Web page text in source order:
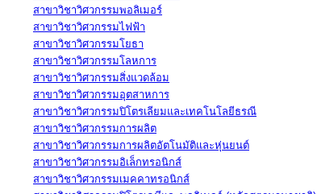
สาขาวิชาวิศวกรรมพอลิเมอร์
สาขาวิชาวิศวกรรมไฟฟ้า
สาขาวิชาวิศวกรรมโยธา
สาขาวิชาวิศวกรรมโลหการ
สาขาวิชาวิศวกรรมสิ่งแวดล้อม
สาขาวิชาวิศวกรรมอุตสาหการ
สาขาวิชาวิศวกรรมปิโตรเลียมและเทคโนโลยีธรณี
สาขาวิชาวิศวกรรมการผลิต
สาขาวิชาวิศวกรรมการผลิตอัตโนมัติและหุ่นยนต์
สาขาวิชาวิศวกรรมอิเล็กทรอนิกส์
สาขาวิชาวิศวกรรมเมคคาทรอนิกส์